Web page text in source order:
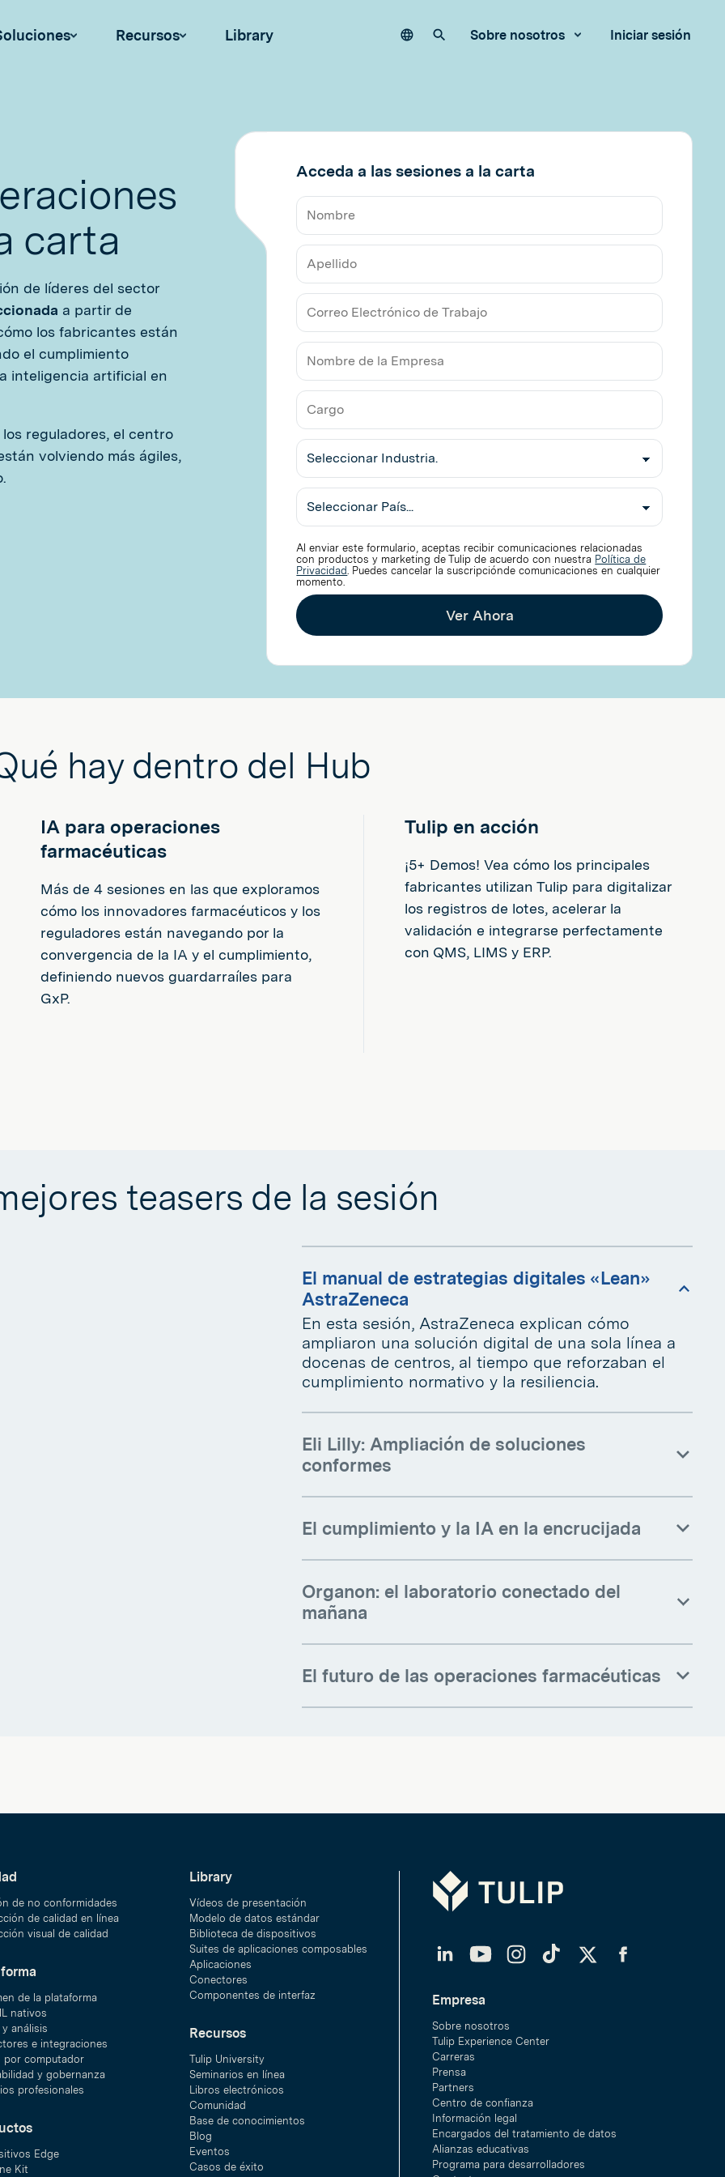
Recursos Library LanguageBuscar en nuestro sitio
Sobre nosotros Iniciar sesión
Acceda a las sesiones a la carta
Nombre
Apellido
Correo
Electrónico
de
Trabajo
Nombre
de
la
Empresa
Cargo
Seleccionar
Industria
País
Al enviar este formulario, aceptas recibir comunicaciones relacionadas
con productos y marketing de Tulip de acuerdo con nuestra Política de
Privacidad. Puedes cancelar la suscripciónde comunicaciones en cualquier
momento.
Ver Ahora
carta
de líderes del sector
a partir de
los fabricantes están
el cumplimiento
inteligencia artificial en
reguladores, el centro
volviendo más ágiles,
hay dentro del Hub
IA para operaciones
farmacéuticas
Más de 4 sesiones en las que exploramos
cómo los innovadores farmacéuticos y los
reguladores están navegando por la
convergencia de la IA y el cumplimiento,
definiendo nuevos guardarraíles para
GxP.
Tulip en acción
¡5+ Demos! Vea cómo los principales
fabricantes utilizan Tulip para digitalizar
los registros de lotes, acelerar la
validación e integrarse perfectamente
con QMS, LIMS y ERP.
teasers de la sesión
El manual de estrategias digitales «Lean»
AstraZeneca
En esta sesión, AstraZeneca explican cómo
ampliaron una solución digital de una sola línea a
docenas de centros, al tiempo que reforzaban el
cumplimiento normativo y la resiliencia.
Eli Lilly: Ampliación de soluciones
conformes
El cumplimiento y la IA en la encrucijada
Organon: el laboratorio conectado del
mañana
El futuro de las operaciones farmacéuticas
de no conformidades
de calidad en línea
visual de calidad
de la plataforma
nativos
análisis
e integraciones
por computador
y gobernanza
profesionales
Edge
Kit
Library
Vídeos de presentación
Modelo de datos estándar
Biblioteca de dispositivos
Suites de aplicaciones composables
Aplicaciones
Conectores
Componentes de interfaz
Recursos
Tulip University
Seminarios en línea
Libros electrónicos
Comunidad
Base de conocimientos
Blog
Eventos
Casos de éxito
Tulip
LinkedInYouTubeInstagramTikTokTwitterFacebook
Empresa
Sobre nosotros
Tulip Experience Center
Carreras
Prensa
Partners
Centro de confianza
Información legal
Encargados del tratamiento de datos
Alianzas educativas
Programa para desarrolladores